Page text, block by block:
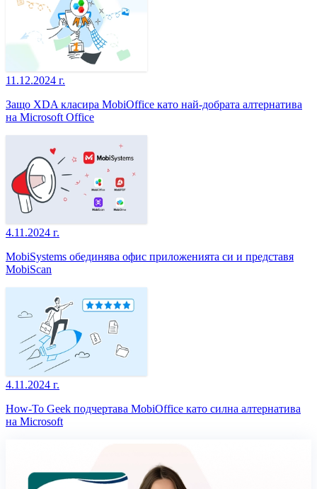
11.12.2024 г.
Защо XDA класира MobiOffice като най-добрата алтернатива
на Microsoft Office
4.11.2024 г.
MobiSystems обединява офис приложенията си и представя
MobiScan
4.11.2024 г.
How-To Geek подчертава MobiOffice като силна алтернатива
на Microsoft